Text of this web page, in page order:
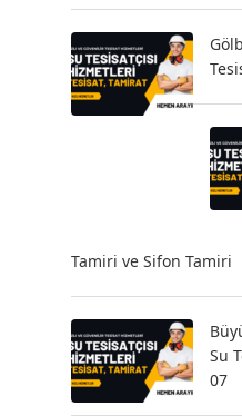
Tamiri ve Sifon Tamiri
Su
07